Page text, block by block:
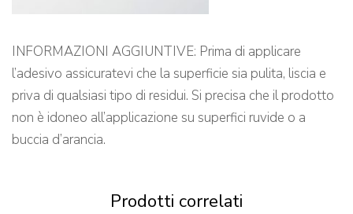
INFORMAZIONI AGGIUNTIVE: Prima di applicare
l’adesivo assicuratevi che la superficie sia pulita, liscia e
priva di qualsiasi tipo di residui. Si precisa che il prodotto
non è idoneo all’applicazione su superfici ruvide o a
buccia d’arancia.
Prodotti correlati